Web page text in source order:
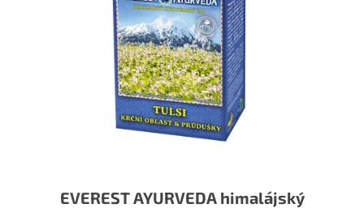
EVEREST AYURVEDA himalájský